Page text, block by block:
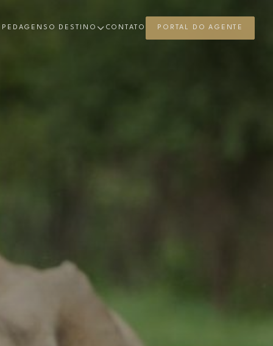
O DESTINO CONTATO PORTAL DO AGENTE